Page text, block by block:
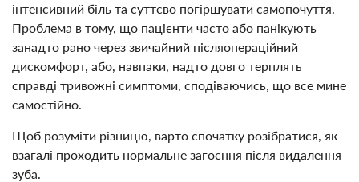
інтенсивний біль та суттєво погіршувати самопочуття.
Проблема в тому, що пацієнти часто або панікують
занадто рано через звичайний післяопераційний
дискомфорт, або, навпаки, надто довго терплять
справді тривожні симптоми, сподіваючись, що все мине
самостійно.
Щоб розуміти різницю, варто спочатку розібратися, як
взагалі проходить нормальне загоєння після видалення
зуба.